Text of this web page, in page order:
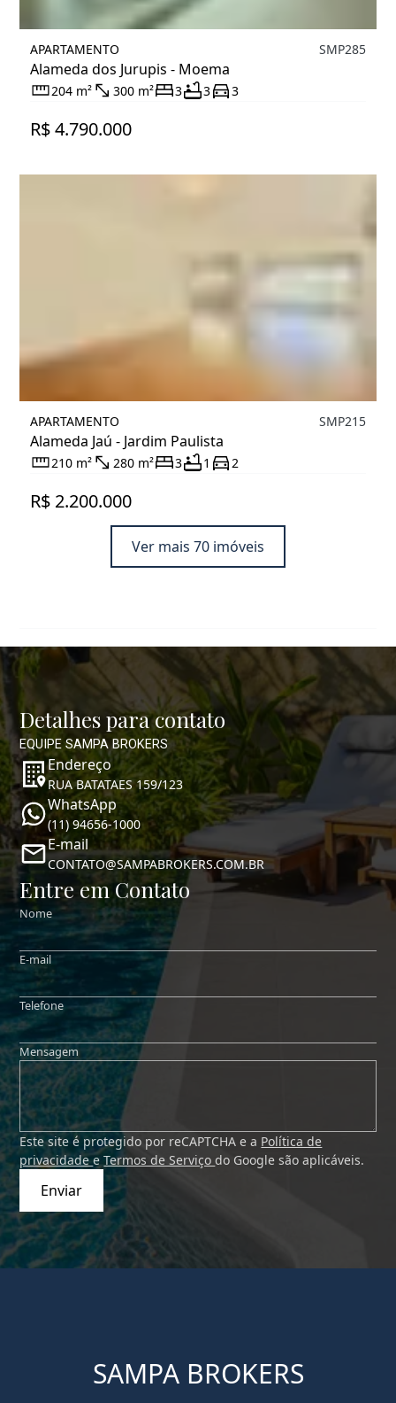
APARTAMENTO
Alameda dos Jurupis - Moema
SMP285
204 m² 300 m² 3 3 3
R$ 4.790.000
APARTAMENTO
Alameda Jaú - Jardim Paulista
SMP215
210 m² 280 m² 3 1 2
R$ 2.200.000
Ver mais 70 imóveis
Detalhes para contato
EQUIPE SAMPA BROKERS
Endereço
RUA BATATAES 159/123
WhatsApp
(11) 94656-1000
E-mail
CONTATO@SAMPABROKERS.COM.BR
Entre em Contato
Nome
E-mail
Telefone
Mensagem
Este site é protegido por reCAPTCHA e a Política de
privacidadeeTermos de Serviçodo Google são aplicáveis.
Enviar
SAMPA BROKERS